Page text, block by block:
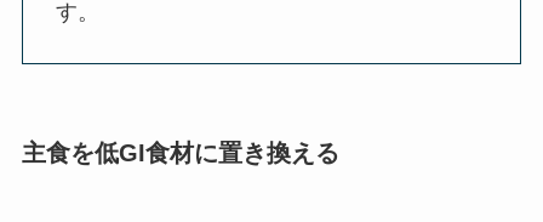
す。
主食を低GI食材に置き換える